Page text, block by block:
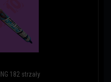
182 strzały